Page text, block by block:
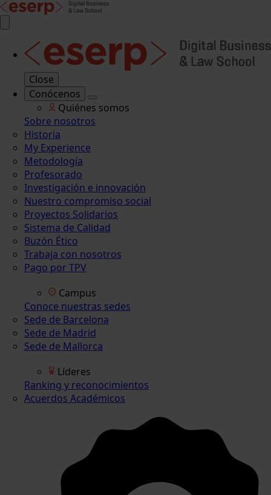
Close
Conócenos
Quiénes somos
Sobre nosotros
Historia
My Experience
Metodología
Profesorado
Investigación e innovación
Nuestro compromiso social
Proyectos Solidarios
Sistema de Calidad
Buzón Ético
Trabaja con nosotros
Pago por TPV
Campus
Conoce nuestras sedes
Sede de Barcelona
Sede de Madrid
Sede de Mallorca
Líderes
Ranking y reconocimientos
Acuerdos Académicos